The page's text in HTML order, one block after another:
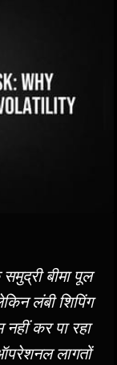
बीमा पूल
लंबी शिपिंग
कर पा रहा
लागतों